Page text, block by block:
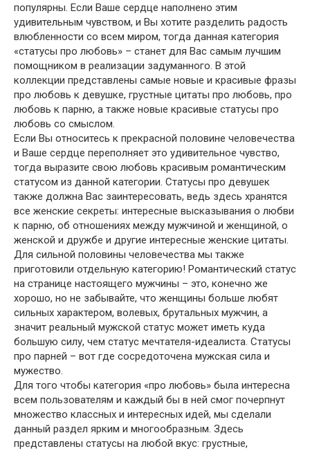
популярны. Если Ваше сердце наполнено этим
удивительным чувством, и Вы хотите разделить радость
влюбленности со всем миром, тогда данная категория
«статусы про любовь» – станет для Вас самым лучшим
помощником в реализации задуманного. В этой
коллекции представлены самые новые и красивые фразы
про любовь к девушке, грустные цитаты про любовь, про
любовь к парню, а также новые красивые статусы про
любовь со смыслом.
Если Вы относитесь к прекрасной половине человечества
и Ваше сердце переполняет это удивительное чувство,
тогда выразите свою любовь красивым романтическим
статусом из данной категории. Статусы про девушек
также должна Вас заинтересовать, ведь здесь хранятся
все женские секреты: интересные высказывания о любви
к парню, об отношениях между мужчиной и женщиной, о
женской и дружбе и другие интересные женские цитаты.
Для сильной половины человечества мы также
приготовили отдельную категорию! Романтический статус
на странице настоящего мужчины – это, конечно же
хорошо, но не забывайте, что женщины больше любят
сильных характером, волевых, брутальных мужчин, а
значит реальный мужской статус может иметь куда
большую силу, чем статус мечтателя-идеалиста. Статусы
про парней – вот где сосредоточена мужская сила и
мужество.
Для того чтобы категория «про любовь» была интересна
всем пользователям и каждый бы в ней смог почерпнут
множество классных и интересных идей, мы сделали
данный раздел ярким и многообразным. Здесь
представлены статусы на любой вкус: грустные,